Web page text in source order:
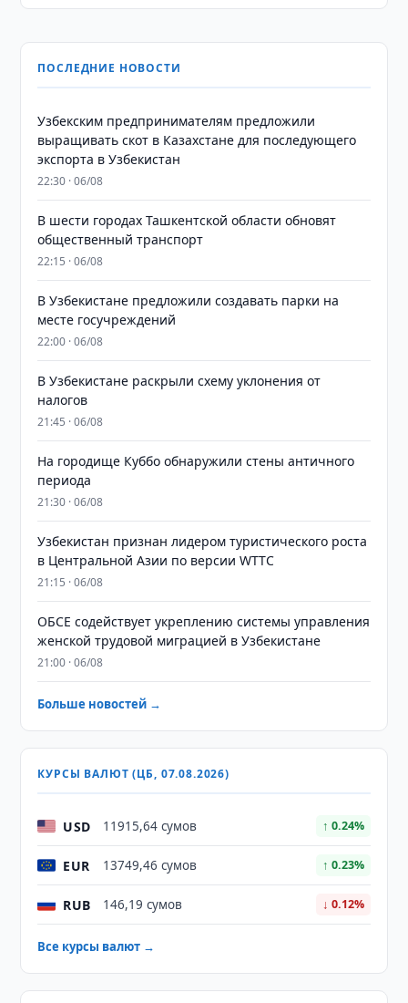
ПОСЛЕДНИЕ НОВОСТИ
Узбекским предпринимателям предложили
выращивать скот в Казахстане для последующего
экспорта в Узбекистан
22:30 · 06/08
В шести городах Ташкентской области обновят
общественный транспорт
22:15 · 06/08
В Узбекистане предложили создавать парки на
месте госучреждений
22:00 · 06/08
В Узбекистане раскрыли схему уклонения от
налогов
21:45 · 06/08
На городище Куббо обнаружили стены античного
периода
21:30 · 06/08
Узбекистан признан лидером туристического роста
в Центральной Азии по версии WTTC
21:15 · 06/08
ОБСЕ содействует укреплению системы управления
женской трудовой миграцией в Узбекистане
21:00 · 06/08
Больше новостей →
КУРСЫ ВАЛЮТ (ЦБ, 07.08.2026)
USD 11915,64 сумов ↑ 0.24%
EUR 13749,46 сумов ↑ 0.23%
RUB 146,19 сумов ↓ 0.12%
Все курсы валют →